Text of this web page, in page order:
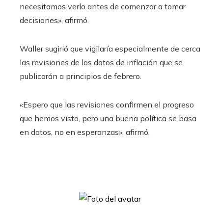
necesitamos verlo antes de comenzar a tomar
decisiones», afirmó.
Waller sugirió que vigilaría especialmente de cerca
las revisiones de los datos de inflación que se
publicarán a principios de febrero.
«Espero que las revisiones confirmen el progreso
que hemos visto, pero una buena política se basa
en datos, no en esperanzas», afirmó.